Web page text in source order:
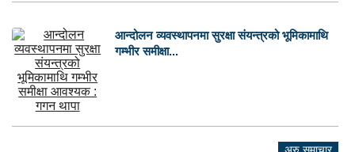
आन्दोलन व्यवस्थापनमा सुरक्षा संयन्त्रको भूमिकामाथि
गम्भीर समीक्षा...
अरु समाचार